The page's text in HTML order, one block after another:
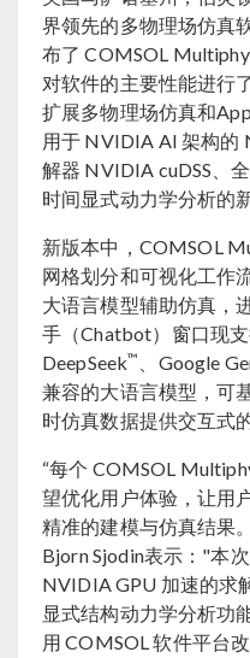
界领先的多物理场仿真
布了 COMSOL
对软件的主要性能进行
扩展多物理场仿真和
用于 NVIDIA AI 架构的
解器 NVIDIA cuDSS、
时间显式动力学分析的
新版本中，COMSOL
网格划分和可视化工作
大语言模型辅助仿真，
手（Chatbot）窗口现
DeepSeek™ 、Google
兼容的大语言模型，可
时仿真数据提供交互式
“每个 COMSOL
望优化用户体验，让用
精准的建模与仿真结果
Bjorn Sjodin表示："本
NVIDIA GPU 加速的求
显式结构动力学分析功
用 COMSOL 软件平台